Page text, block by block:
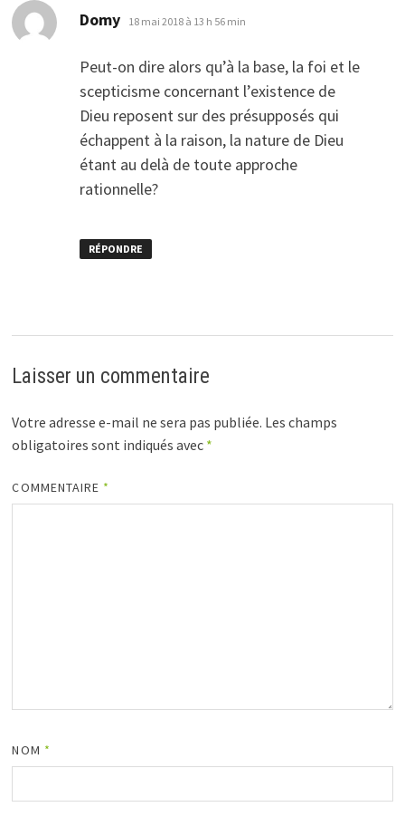
Domy dit :
18 mai 2018 à 13 h 56 min
Peut-on dire alors qu’à la base, la foi et le
scepticisme concernant l’existence de
Dieu reposent sur des présupposés qui
échappent à la raison, la nature de Dieu
étant au delà de toute approche
rationnelle?
RÉPONDRE
Laisser un commentaire
Votre adresse e-mail ne sera pas publiée. Les champs
obligatoires sont indiqués avec *
COMMENTAIRE *
NOM *